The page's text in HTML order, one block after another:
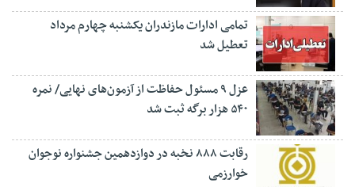
تمامی ادارات مازندران یکشنبه چهارم مرداد
تعطیل شد
عزل ۹ مسئول حفاظت از آزمون‌های نهایی/ نمره
۵۴۰ هزار برگه ثبت شد
رقابت ۸۸۸ نخبه در دوازدهمین جشنواره نوجوان
خوارزمی